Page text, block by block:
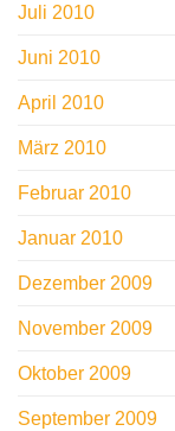
Juli 2010
Juni 2010
April 2010
März 2010
Februar 2010
Januar 2010
Dezember 2009
November 2009
Oktober 2009
September 2009